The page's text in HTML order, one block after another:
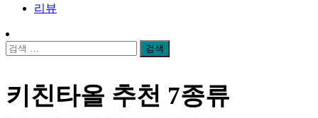
리뷰
검
키친타올 추천 7종류